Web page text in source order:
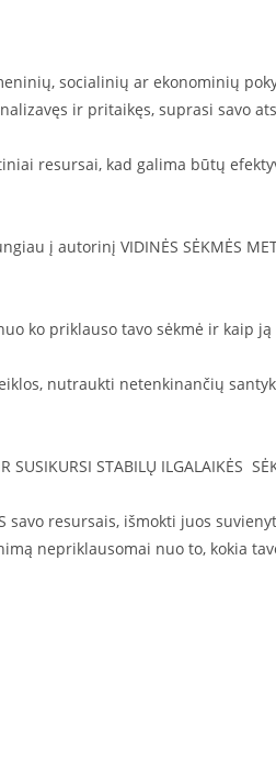
socialinių ar ekonominių
ir pritaikęs, suprasi savo
resursai, kad galima būtų
į autorinį VIDINĖS SĖKMĖS
ko priklauso tavo sėkmė ir kaip
nutraukti netenkinančių
STABILŲ ILGALAIKĖS
resursais, išmokti juos
nepriklausomai nuo to, kokia